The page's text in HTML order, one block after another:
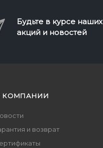
Будьте в курсе наших
акций и новостей
КОМПАНИИ
и возврат